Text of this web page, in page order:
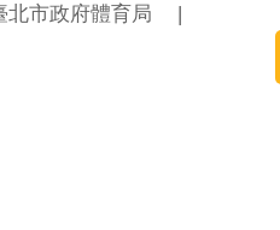
北市政府體育局